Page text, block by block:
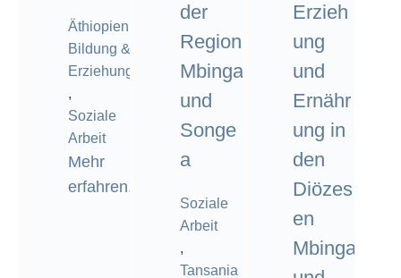
Äthiopien
Bildung &
Erziehung
,
Soziale
Arbeit
Mehr
erfahren.
der
Region
Mbinga
und
Songe
a
Soziale
Arbeit
,
Tansania
Erzieh
ung
und
Ernähr
ung in
den
Diözes
en
Mbinga